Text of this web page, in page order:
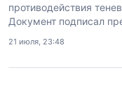
противодействия
Документ подписал
21 июля, 23:48